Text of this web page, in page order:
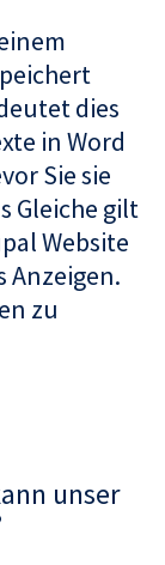
dies
in Word
Sie sie
Gleiche gilt
Website
Anzeigen.
zu
unser